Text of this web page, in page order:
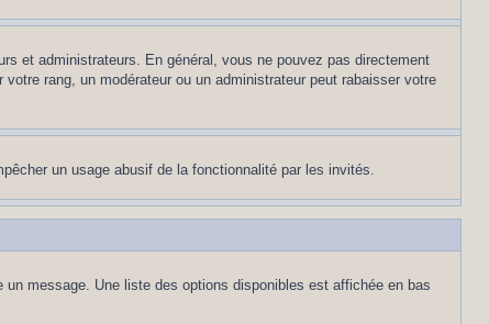
et administrateurs. En général, vous ne pouvez pas directement
rang, un modérateur ou un administrateur peut rabaisser votre
un usage abusif de la fonctionnalité par les invités.
message. Une liste des options disponibles est affichée en bas